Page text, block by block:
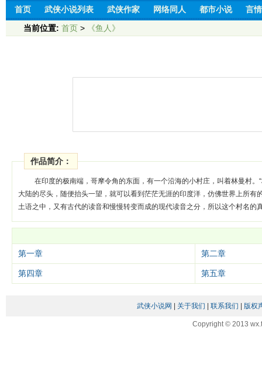
首页 武侠小说列表 武侠作家 网络同人 都市小说 言
当前位置: 首页 > 《鱼人》
作品简介：
在印度的极南端，哥摩令角的东面，有一个沿海的小村庄，叫着林曼村
大陆的尽头，随便抬头一望，就可以看到茫茫无涯的印度洋，仿佛世界上所
土语之中，又有古代的读音和慢慢转变而成的现代读音之分，所以这个村名的
第一章 第二章
第四章 第五章
武侠小说网 关于我们 联系我们 版权
Copyright © 2013